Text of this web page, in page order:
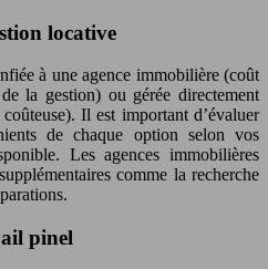
locative
à une agence immobilière (coût
la gestion) ou gérée directement
Il est important d’évaluer
de chaque option selon vos
Les agences immobilières
comme la recherche
pinel